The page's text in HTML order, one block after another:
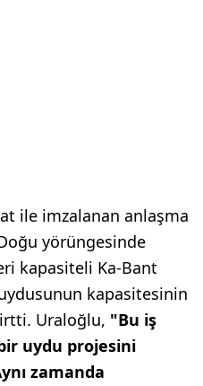
ile imzalanan anlaşma
yörüngesinde
kapasiteli Ka-Bant
kapasitesinin
Uraloğlu, "Bu iş
uydu projesini
zamanda